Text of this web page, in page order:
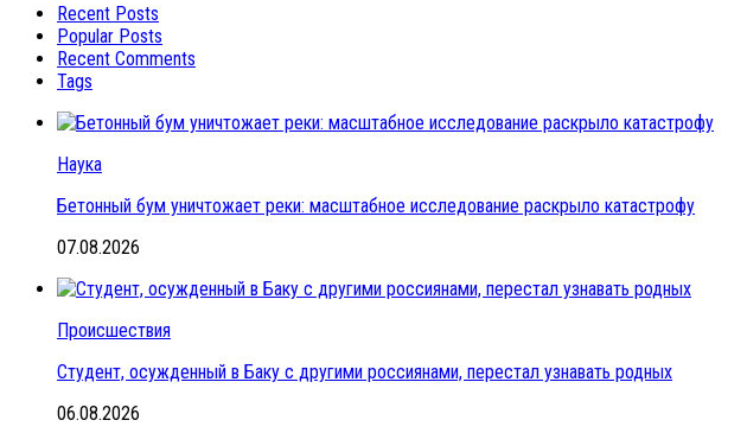
Recent Posts
Popular Posts
Recent Comments
Tags
Наука
Бетонный бум уничтожает реки: масштабное исследование раскрыло катастрофу
07.08.2026
Происшествия
Студент, осужденный в Баку с другими россиянами, перестал узнавать родных
06.08.2026